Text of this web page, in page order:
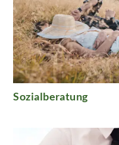
Sozialberatung